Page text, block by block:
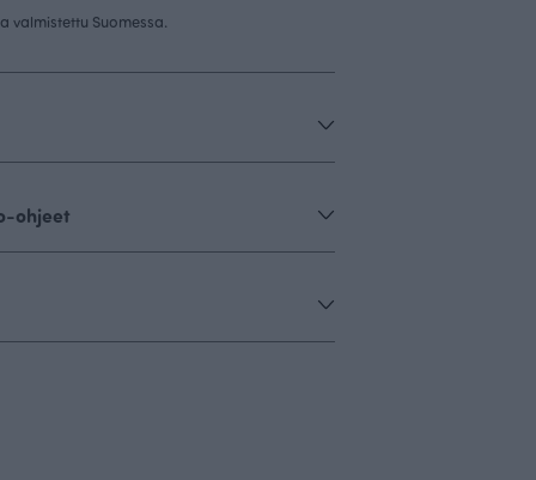
valmistettu Suomessa.
ohjeet